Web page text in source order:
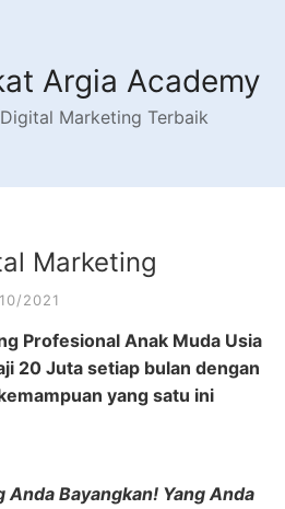
Argia Academy
Marketing Terbaik
Marketing
2021
Profesional Anak Muda Usia
20 Juta setiap bulan dengan
yang satu ini
Anda Bayangkan! Yang Anda